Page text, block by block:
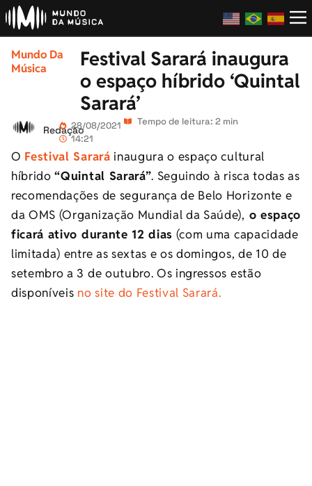
Mundo Da
Música
Festival Sarará inaugura
o espaço híbrido ‘Quintal
Sarará’
Redação28/08/2021
14:21
Tempo de leitura: 2 min
O Festival Sarará inaugura o espaço cultural
híbrido“Quintal Sarará”. Seguindo à risca todas as
recomendações de segurança de Belo Horizonte e
da OMS (Organização Mundial da Saúde), o espaço
ficará ativo durante 12 dias (com uma capacidade
limitada) entre as sextas e os domingos, de 10 de
setembro a 3 de outubro. Os ingressos estão
disponíveis no site do Festival Sarará.